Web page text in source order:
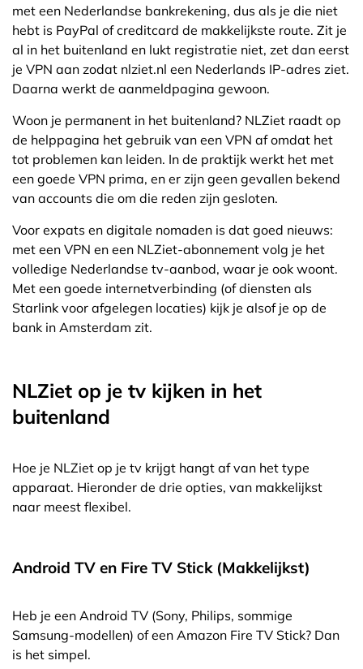
met een Nederlandse bankrekening, dus als je die niet
hebt is PayPal of creditcard de makkelijkste route. Zit je
al in het buitenland en lukt registratie niet, zet dan eerst
je VPN aan zodat nlziet.nl een Nederlands IP-adres ziet.
Daarna werkt de aanmeldpagina gewoon.
Woon je permanent in het buitenland? NLZiet raadt op
de helppagina het gebruik van een VPN af omdat het
tot problemen kan leiden. In de praktijk werkt het met
een goede VPN prima, en er zijn geen gevallen bekend
van accounts die om die reden zijn gesloten.
Voor expats en digitale nomaden is dat goed nieuws:
met een VPN en een NLZiet-abonnement volg je het
volledige Nederlandse tv-aanbod, waar je ook woont.
Met een goede internetverbinding (of diensten als
Starlink voor afgelegen locaties) kijk je alsof je op de
bank in Amsterdam zit.
NLZiet op je tv kijken in het
buitenland
Hoe je NLZiet op je tv krijgt hangt af van het type
apparaat. Hieronder de drie opties, van makkelijkst
naar meest flexibel.
Android TV en Fire TV Stick (Makkelijkst)
Heb je een Android TV (Sony, Philips, sommige
Samsung-modellen) of een Amazon Fire TV Stick? Dan
is het simpel.